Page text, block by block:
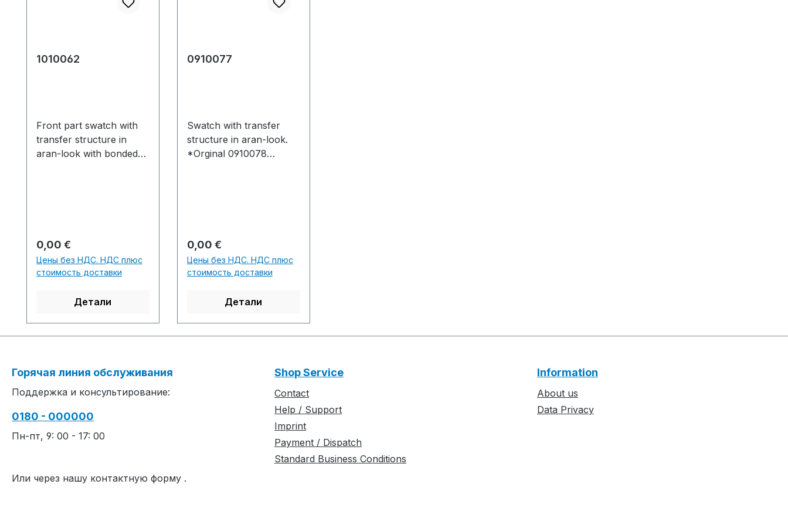
1010062
Front part swatch with
transfer structure in
aran-look with bonded
seams.Production time /
Produktionszeit:1 knitted
fabric(s) / Strickteil(e) 29
min. 2 sec. 0.80
................................................
................................................
.........M1plus Software-
................................................
................................................
overview / Garn- und
Fadenführerübersicht
Обычная цена:
0,00 €
Цены без НДС. НДС плюс
стоимость доставки
Детали
0910077
Swatch with transfer
structure in aran-look.
*Orginal 0910078
Strickteil(e) 8 min. 14
sec. 0.80
m/sec....................................
................................................
.........M1plus Software-
Version: E4.3.027 Build
001.........................................
...Yarn quality and carrier
overview / Garn- und
Fadenführerübersicht
Обычная цена:
0,00 €
Цены без НДС. НДС плюс
стоимость доставки
Детали
Горячая линия обслуживания
Поддержка и консультирование:
0180 - 000000
Пн-пт, 9: 00 - 17: 00
Или через нашу контактную форму .
Shop Service
Contact
Help / Support
Imprint
Payment / Dispatch
Standard Business Conditions
Information
About us
Data Privacy